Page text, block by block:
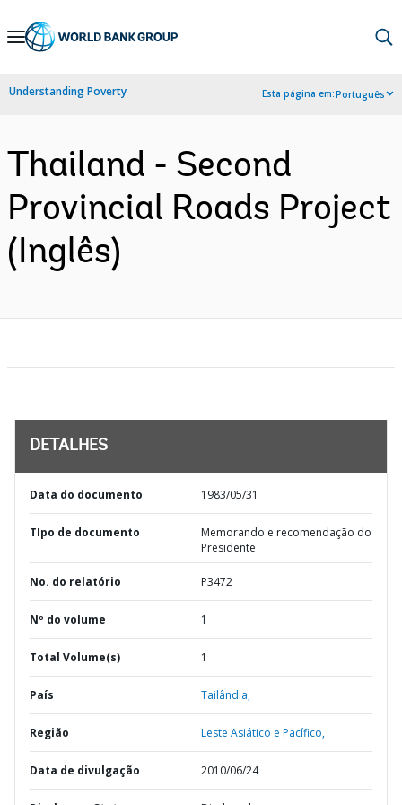
Skip
Navigation
Understanding Poverty Esta página em:Português
Thailand - Second
Provincial Roads Project
(Inglês)
DETALHES
Data do documento 1983/05/31
TIpo de documento
Memorando e recomendação do
Presidente
No. do relatório P3472
Nº do volume 1
Total Volume(s) 1
País Tailândia,
Região Leste Asiático e Pacífico,
Data de divulgação 2010/06/24